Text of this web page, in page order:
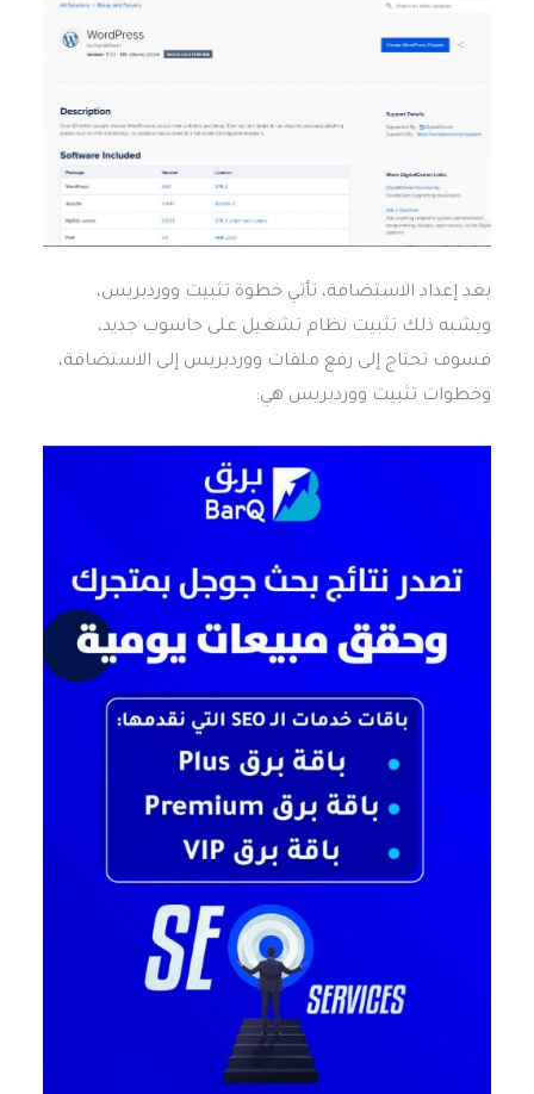
بعد إعداد الاستضافة، تأتي خطوة تثبيت ووردبريس،
ويشبه ذلك تثبيت نظام تشغيل على حاسوب جديد،
فسوف تحتاج إلى رفع ملفات ووردبريس إلى الاستضافة،
وخطوات تثبيت ووردبريس هي: